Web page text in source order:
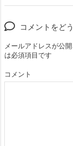
コメントをど
メールアドレスが公
は必須項目です
コメント